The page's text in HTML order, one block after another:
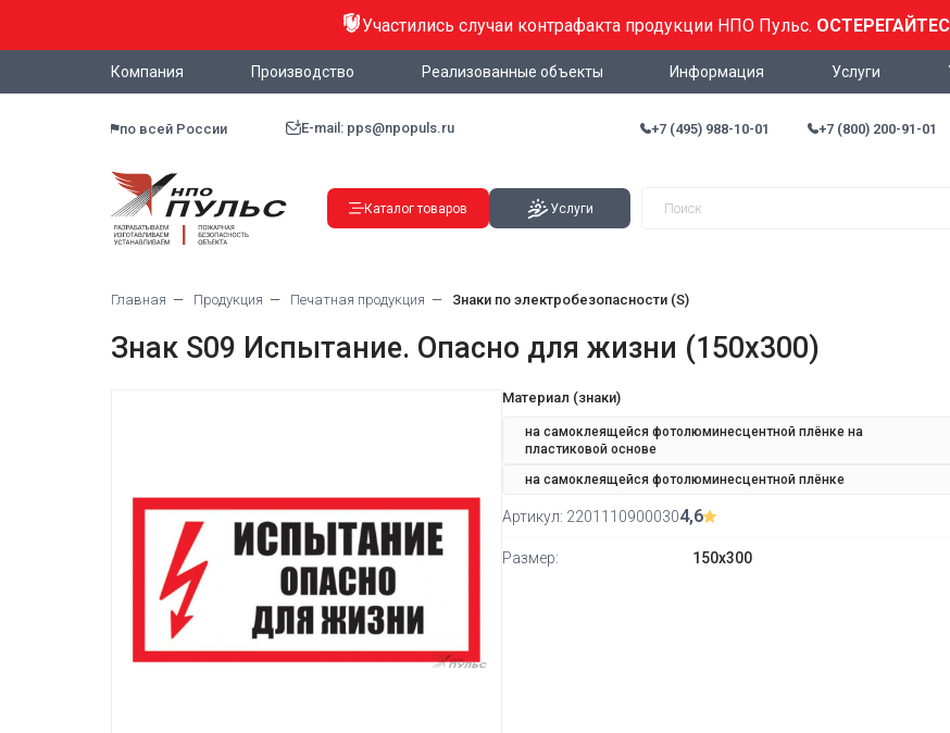
Участились случаи контрафакта продукции НПО Пульс.
Компания Производство Реализованные объекты Информация Услуги
по всей России E-mail: pps@npopuls.ru +7 (495) 988-10-01 +7 (800) 200-91-01
Каталог товаров Услуги
Главная Продукция Печатная продукция Знаки по электробезопасности (S)
Знак S09 Испытание. Опасно для жизни (150х300)
Материал (знаки)
на самоклеящейся фотолюминесцентной плёнке на
пластиковой основе
на самоклеящейся фотолюминесцентной плёнке
Артикул: 22011109000304,6
Размер: 150х300